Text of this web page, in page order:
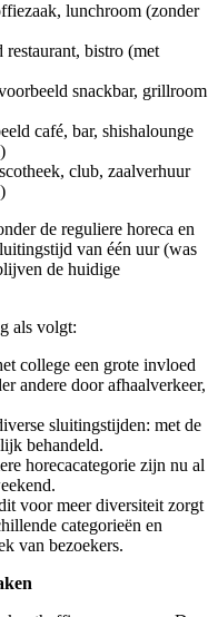
lunchroom (zonder
bistro (met
snackbar, grillroom
café, bar, shishalounge
club, zaalverhuur
de reguliere horeca en
van één uur (was
de huidige
als volgt:
college een grote invloed
andere door afhaalverkeer,
sluitingstijden: met de
behandeld.
horecacategorie zijn nu al
voor meer diversiteit zorgt
categorieën en
van bezoekers.